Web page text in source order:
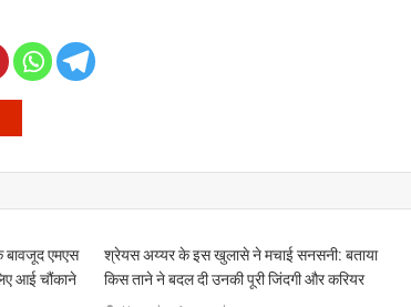
बावजूद एमएस
आई चौंकाने
श्रेयस अय्यर के इस खुलासे ने मचाई सनसनी: बताया
किस ताने ने बदल दी उनकी पूरी जिंदगी और करियर